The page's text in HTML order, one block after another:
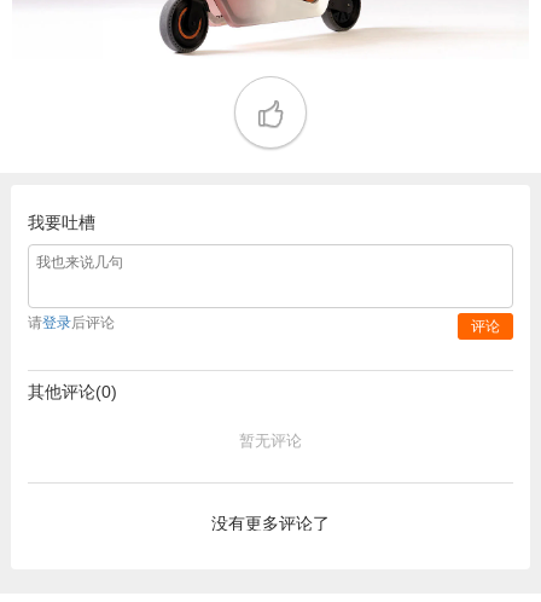
我要吐槽
请登录后评论 评论
其他评论(0)
暂无评论
没有更多评论了